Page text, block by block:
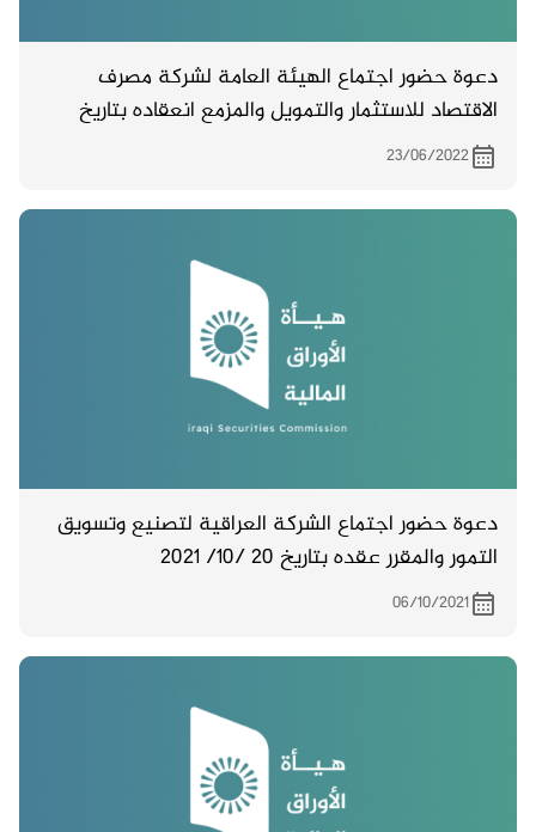
دعوة حضور اجتماع الهيئة العامة لشركة مصرف
الاقتصاد للاستثمار والتمويل والمزمع انعقاده بتاريخ
4/7/2022 في مبنى الادارة العامة للمصرف والكائن
في بغداد – المنصور – شارع الاميرات
23/06/2022
دعوة حضور اجتماع الشركة العراقية لتصنيع وتسويق
التمور والمقرر عقده بتاريخ 20 /10/ 2021
06/10/2021